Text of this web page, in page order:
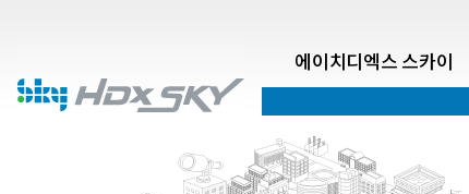
에이치디엑스 스카이